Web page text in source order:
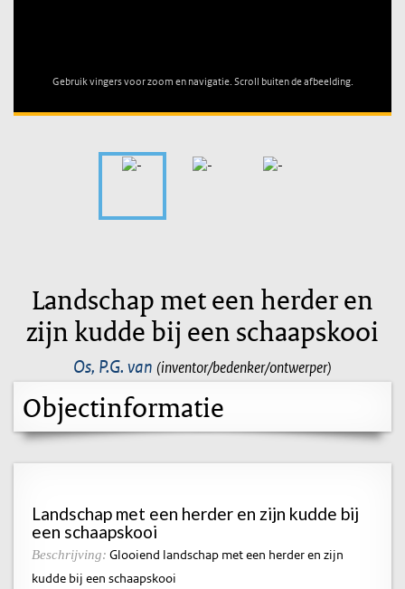
Gebruik vingers voor zoom en navigatie. Scroll buiten de afbeelding.
Landschap met een herder en
zijn kudde bij een schaapskooi
Os, P.G. van (inventor/bedenker/ontwerper)
Objectinformatie
Landschap met een herder en zijn kudde bij
een schaapskooi
Beschrijving: Glooiend landschap met een herder en zijn
kudde bij een schaapskooi